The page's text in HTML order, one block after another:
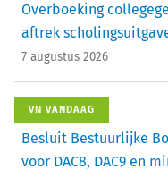
Overboeking
aftrek
7 augustus 2026
VN VANDAAG
Besluit Bestuurlijke
voor DAC8, DAC9 en